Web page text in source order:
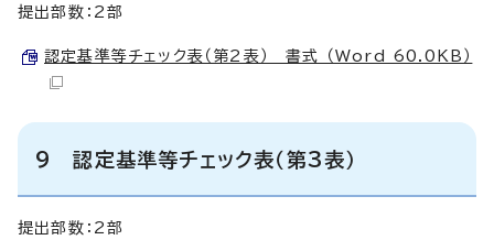
提出部数：2部
認定基準等チェック表（第2表） 書式 （Word 60.0KB）
9 認定基準等チェック表（第3表）
提出部数：2部